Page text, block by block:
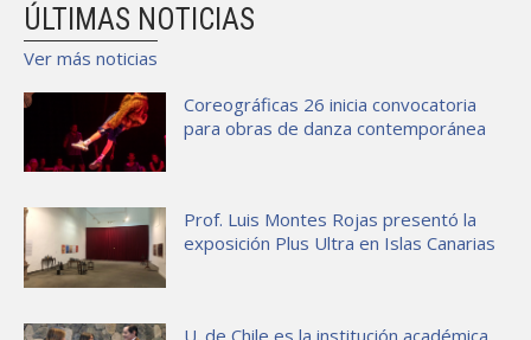
ÚLTIMAS NOTICIAS
Ver más noticias
Coreográficas 26 inicia convocatoria
para obras de danza contemporánea
Prof. Luis Montes Rojas presentó la
exposición Plus Ultra en Islas Canarias
U. de Chile es la institución académica